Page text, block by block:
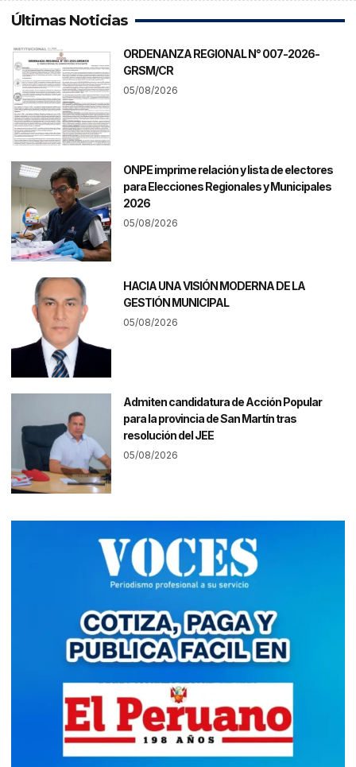
Últimas Noticias
ORDENANZA REGIONAL N° 007-2026-
GRSM/CR
05/08/2026
ONPE imprime relación y lista de electores
para Elecciones Regionales y Municipales
2026
05/08/2026
HACIA UNA VISIÓN MODERNA DE LA
GESTIÓN MUNICIPAL
05/08/2026
Admiten candidatura de Acción Popular
para la provincia de San Martín tras
resolución del JEE
05/08/2026